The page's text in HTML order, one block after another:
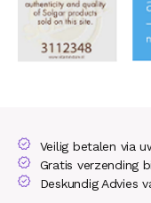
Veilig betalen via
Gratis verzending
Deskundig Advies